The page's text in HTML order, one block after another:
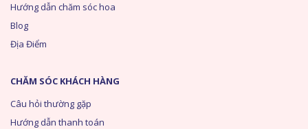
Hướng dẫn chăm sóc hoa
Blog
Địa Điểm
CHĂM SÓC KHÁCH HÀNG
Câu hỏi thường gặp
Hướng dẫn thanh toán